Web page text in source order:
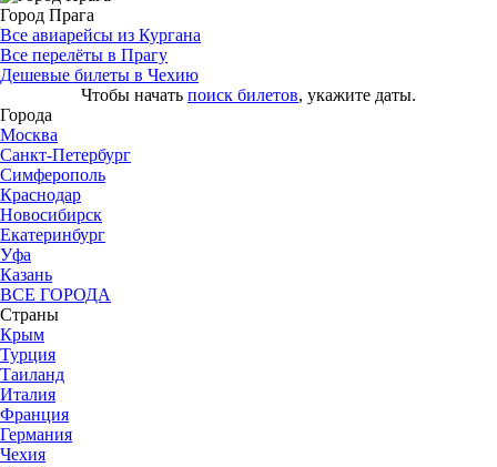
Город Прага
Все авиарейсы из Кургана
Все перелёты в Прагу
Дешевые билеты в Чехию
Чтобы начать поиск билетов, укажите даты.
Города
Москва
Санкт-Петербург
Симферополь
Краснодар
Новосибирск
Екатеринбург
Уфа
Казань
ВСЕ ГОРОДА
Страны
Крым
Турция
Таиланд
Италия
Франция
Германия
Чехия